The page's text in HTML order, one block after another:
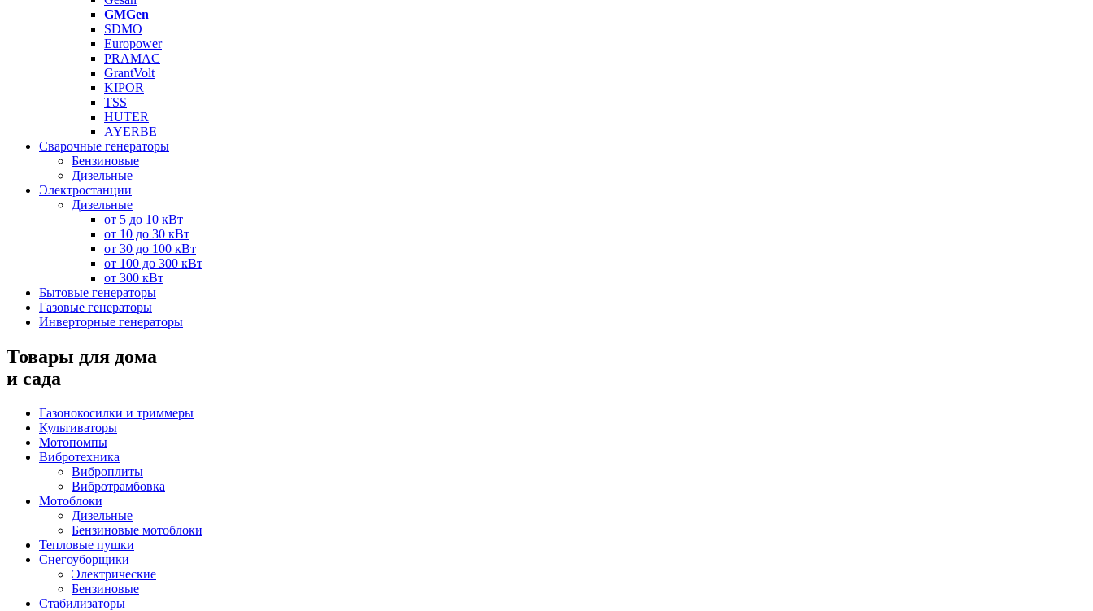
GMGen
SDMO
Europower
PRAMAC
GrantVolt
KIPOR
TSS
HUTER
AYERBE
Сварочные генераторы
Бензиновые
Дизельные
Электростанции
Дизельные
от 5 до 10 кВт
от 10 до 30 кВт
от 30 до 100 кВт
от 100 до 300 кВт
от 300 кВт
Бытовые генераторы
Газовые генераторы
Инверторные генераторы
Товары для дома
и сада
Газонокосилки и триммеры
Культиваторы
Мотопомпы
Вибротехника
Виброплиты
Вибротрамбовка
Мотоблоки
Дизельные
Бензиновые мотоблоки
Тепловые пушки
Снегоуборщики
Электрические
Бензиновые
Стабилизаторы